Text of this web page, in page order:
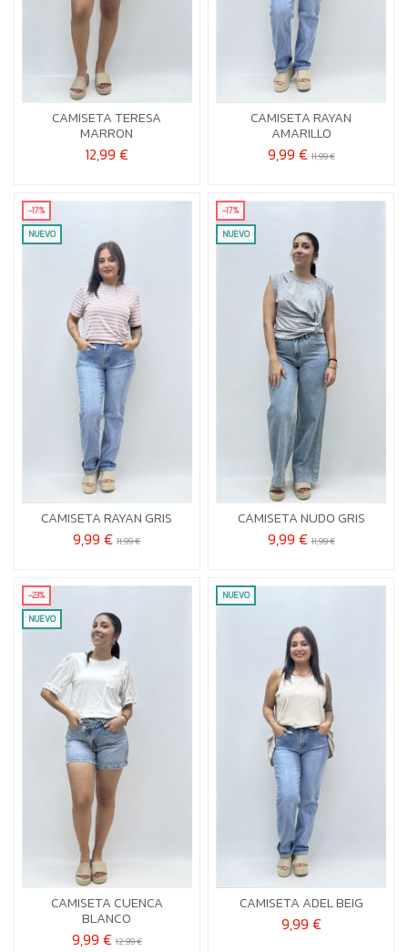
CAMISETA TERESA
MARRON
12,99 €
U
 Añadir al carrito CAMISETA RAYAN
AMARILLO
9,99 €11,99 €
U
 Añadir al carrito
-17%
NUEVO
CAMISETA RAYAN GRIS
9,99 €11,99 €
U
 Añadir al carrito
-17%
NUEVO
CAMISETA NUDO GRIS
9,99 €11,99 €
U
 Añadir al carrito
-23%
NUEVO
CAMISETA CUENCA
BLANCO
9,99 € 12,99 €
U
 Añadir al carrito
NUEVO
CAMISETA ADEL BEIG
9,99 €
U
 Añadir al carrito